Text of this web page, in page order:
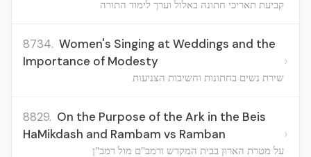
קביעת תאריכי חתונה באלול וערך לימוד התורה
8734. Women's Singing at Weddings and the
Importance of Modesty
שירת נשים בחתונות וחשיבות הצניעות
›
8829. On the Purpose of the Ark in the Beis
HaMikdash and Rambam vs Ramban
על מטרת הארון בבית המקדש ורמב"ם מול רמב"ן
›